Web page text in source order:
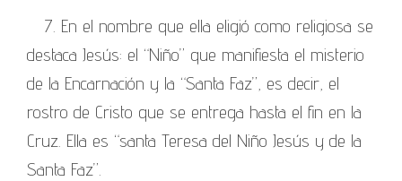
7. En el nombre que ella eligió como religiosa se
destaca Jesús: el “Niño” que manifiesta el misterio
de la Encarnación y la “Santa Faz”, es decir, el
rostro de Cristo que se entrega hasta el fin en la
Cruz. Ella es “santa Teresa del Niño Jesús y de la
Santa Faz”.